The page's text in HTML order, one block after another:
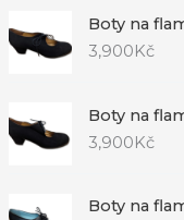
Boty na
3,900 Kč
Boty na
3,900 Kč
Boty na